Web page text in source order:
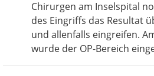
Chirurgen am Inselspital
des Eingriffs das Resultat
und allenfalls eingreifen.
wurde der OP-Bereich